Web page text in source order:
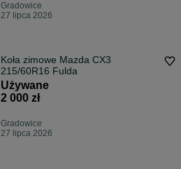
Gradowice
27 lipca 2026
Koła zimowe Mazda CX3
215/60R16 Fulda
Używane
2 000 zł
Gradowice
27 lipca 2026